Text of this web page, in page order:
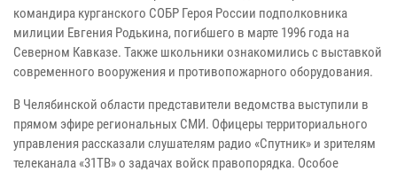
командира курганского СОБР Героя России подполковника
милиции Евгения Родькина, погибшего в марте 1996 года на
Северном Кавказе. Также школьники ознакомились с выставкой
современного вооружения и противопожарного оборудования.
В Челябинской области представители ведомства выступили в
прямом эфире региональных СМИ. Офицеры территориального
управления рассказали слушателям радио «Спутник» и зрителям
телеканала «31ТВ» о задачах войск правопорядка. Особое